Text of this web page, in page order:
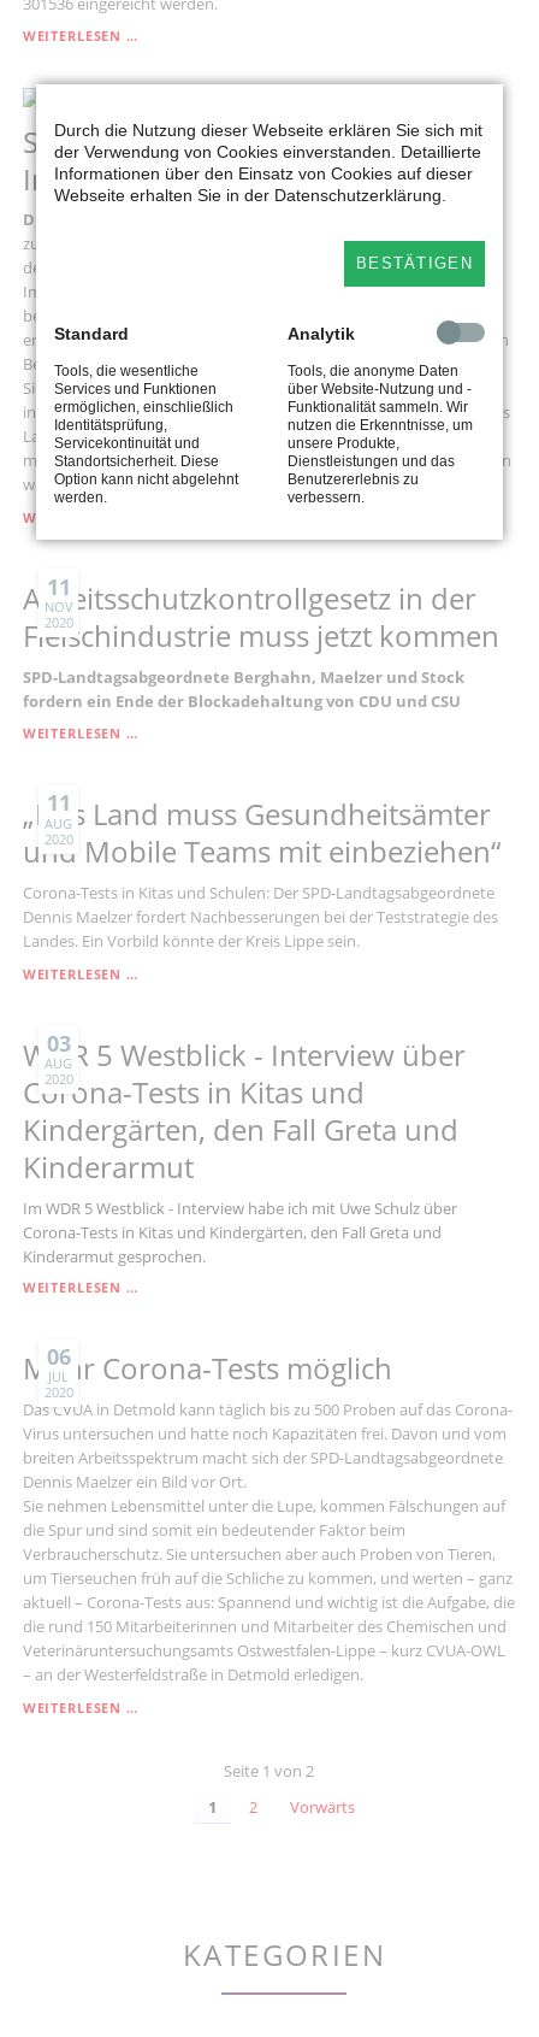
WEITERLESEN …MAELZER
INSTAGRAM
JAN
2021
SPD-Abgeordnete haken bei
Impfbus nach
Düsseldorf/ Kreis Lippe.
zuständige Kassenärztliche Vereinigung eindringlich auf, ab Beginn
der Corona-Impfungen für die Allgemeinheit ein mobiles
Impfzentrum – Impfbus - in finanzieller Eigenverantwortung zu
betreiben, um so allen Lipperinnen und Lippern eine Impfung zu
ermöglichen. Auch die drei lippischen Landtagsabgeordneten Jürgen
Berghahn, Dr. Dennis Maelzer und Ellen Stock setzen sich dafür ein.
Sie fragen in einer Kleinen Anfrage an die Landesregierung, ob und
inwieweit mobile Impfzentren rechtlich möglich sind und ob sich das
Land NRW an der Finanzierung beteiligen wird. Die Abgeordneten
möchten nicht, dass die Kommunen bei der Aufgabe alleine gelassen
werden.
WEITERLESEN …
ABGEORDNETE
IMPFBUS
NACH
11
NOV
2020
Arbeitsschutzkontrollgesetz in der
Fleischindustrie muss jetzt kommen
SPD-Landtagsabgeordnete Berghahn, Maelzer und Stock
fordern ein Ende der Blockadehaltung von CDU und CSU
WEITERLESEN …ARBEITSSCHUTZKONTROLLGESETZ
MUSS
JETZT
KOMMEN
11
AUG
2020
„Das Land muss Gesundheitsämter
und Mobile Teams mit einbeziehen“
Corona-Tests in Kitas und Schulen: Der SPD-Landtagsabgeordnete
Dennis Maelzer fordert Nachbesserungen bei der Teststrategie des
Landes. Ein Vorbild könnte der Kreis Lippe sein.
WEITERLESEN …
UND
MOBILE
TEAMS
MIT
EINBEZIEHEN“
03
AUG
2020
WDR 5 Westblick - Interview über
Corona-Tests in Kitas und
Kindergärten, den Fall Greta und
Kinderarmut
Im WDR 5 Westblick - Interview habe ich mit Uwe Schulz über
Corona-Tests in Kitas und Kindergärten, den Fall Greta und
Kinderarmut gesprochen.
WEITERLESEN …WDR
INTERVIEW
CORONA-
TESTS
IN
KITAS
UND
KINDERGÄRTEN,
DEN
FALL
GRETA
UND
KINDERARMUT
06
JUL
2020
Mehr Corona-Tests möglich
Das CVUA in Detmold kann täglich bis zu 500 Proben auf das Corona-
Virus untersuchen und hatte noch Kapazitäten frei. Davon und vom
breiten Arbeitsspektrum macht sich der SPD-Landtagsabgeordnete
Dennis Maelzer ein Bild vor Ort.
Sie nehmen Lebensmittel unter die Lupe, kommen Fälschungen auf
die Spur und sind somit ein bedeutender Faktor beim
Verbraucherschutz. Sie untersuchen aber auch Proben von Tieren,
um Tierseuchen früh auf die Schliche zu kommen, und werten – ganz
aktuell – Corona-Tests aus: Spannend und wichtig ist die Aufgabe, die
die rund 150 Mitarbeiterinnen und Mitarbeiter des Chemischen und
Veterinäruntersuchungsamts Ostwestfalen-Lippe – kurz CVUA-OWL
– an der Westerfeldstraße in Detmold erledigen.
WEITERLESEN …
Seite 1 von 2
1
2 Vorwärts
KATEGORIEN
Durch die Nutzung dieser Webseite erklären Sie sich mit
der Verwendung von Cookies einverstanden. Detaillierte
Informationen über den Einsatz von Cookies auf dieser
Webseite erhalten Sie in der Datenschutzerklärung.
BESTÄTIGEN
Standard
Tools, die wesentliche
Services und Funktionen
ermöglichen, einschließlich
Identitätsprüfung,
Servicekontinuität und
Standortsicherheit. Diese
Option kann nicht abgelehnt
werden.
Analytik
Tools, die anonyme Daten
über Website-Nutzung und -
Funktionalität sammeln. Wir
nutzen die Erkenntnisse, um
unsere Produkte,
Dienstleistungen und das
Benutzererlebnis zu
verbessern.